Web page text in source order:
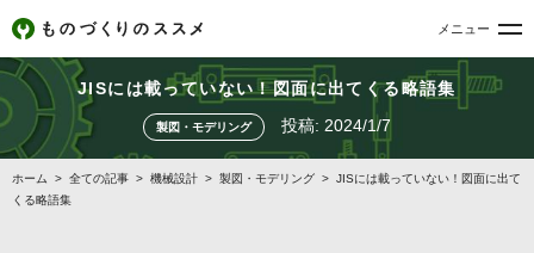
メニュー
JISには載っていない！図面に出てくる略語集
製図・モデリング 投稿: 2024/1/7
ホーム > 全ての記事 > 機械設計 > 製図・モデリング > JISには載っていない！図面に出て
くる略語集